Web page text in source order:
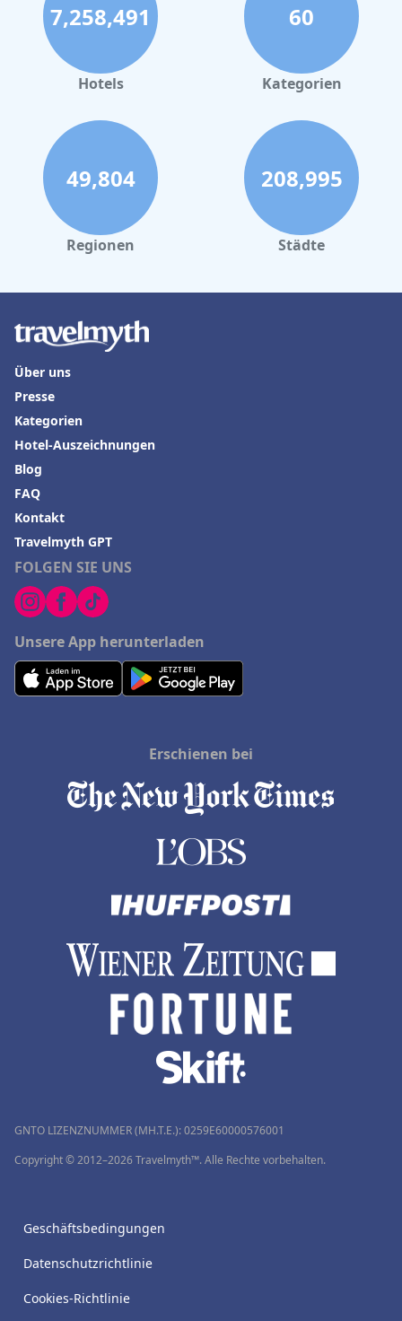
7,258,491
Hotels
60
Kategorien
49,804
Regionen
208,995
Städte
FOLGEN SIE UNS
Unsere App herunterladen
Über uns
Presse
Kategorien
Hotel-Auszeichnungen
Blog
FAQ
Kontakt
Travelmyth GPT
Erschienen bei
GNTO LIZENZNUMMER (MH.T.E.): 0259Ε60000576001
Copyright © 2012–2026 Travelmyth™. Alle Rechte vorbehalten.
Geschäftsbedingungen
Datenschutzrichtlinie
Cookies-Richtlinie